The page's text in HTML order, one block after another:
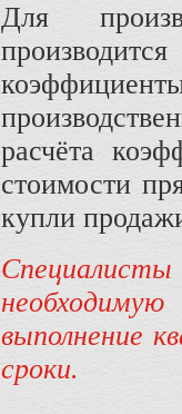
Для
расчёта
стоимости
купли
выполнение
сроки.